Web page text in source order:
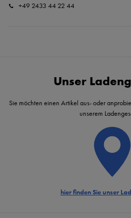
+49 2433 44 22 44
Unser
Sie möchten einen Artikel aus- oder
unserem
hier finden Sie unser